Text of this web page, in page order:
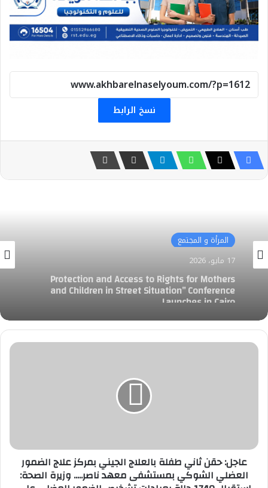
نسخ الرابط
المرأة و المجتمع
17 مايو، 2026
المرأة و المجتمع
17 مايو، 2026
إطلاق مؤتمر «الحماية وإتاحة الحقوق للأمهات
والأطفال في أوضاع الشارع» في القاهرة
عاجل:
الضمور
العضلي
الشوكي
عاجل: حقن ثاني طفلة بالعلاج الجيني بمركز علاج الضمور
العضلي الشوكي بمستشفى معهد ناصر..... وزيرة الصحة: